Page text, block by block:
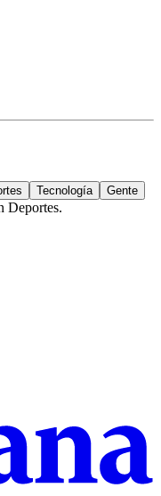
Tecnología Gente
Deportes.